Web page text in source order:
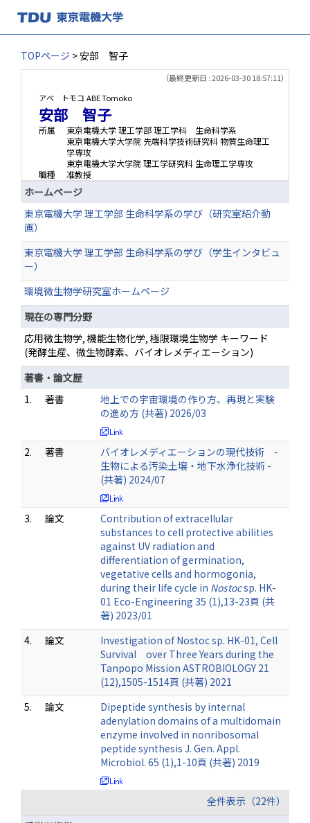
TOPページ > 安部 智子
（最終更新日 : 2026-03-30 18:57:11）
アベ トモコ ABE Tomoko
安部 智子
所属
東京電機大学 理工学部 理工学科 生命科学系
東京電機大学大学院 先端科学技術研究科 物質生命理工
学専攻
東京電機大学大学院 理工学研究科 生命理工学専攻
職種
准教授
ホームページ
東京電機大学 理工学部 生命科学系の学び（研究室紹介動
画）
東京電機大学 理工学部 生命科学系の学び（学生インタビュ
ー）
環境微生物学研究室ホームページ
現在の専門分野
応用微生物学, 機能生物化学, 極限環境生物学 キーワード
(発酵生産、微生物酵素、バイオレメディエーション)
著書・論文歴
1.
著書
地上での宇宙環境の作り方、再現と実験
の進め方 (共著) 2026/03
2. 著書
バイオレメディエーションの現代技術 -
生物による汚染土壌・地下水浄化技術 -
(共著) 2024/07
3. 論文
Contribution of extracellular
substances to cell protective abilities
against UV radiation and
differentiation of germination,
vegetative cells and hormogonia,
during their life cycle in Nostocsp. HK-
01 Eco-Engineering 35 (1),13-23頁 (共
著) 2023/01
4.
論文
Investigation of Nostoc sp. HK-01, Cell
Survival over Three Years during the
Tanpopo Mission ASTROBIOLOGY 21
(12),1505-1514頁 (共著) 2021
5.
論文
Dipeptide synthesis by internal
adenylation domains of a multidomain
enzyme involved in nonribosomal
peptide synthesis J. Gen. Appl.
Microbiol. 65 (1),1-10頁 (共著) 2019
全件表示（22件）